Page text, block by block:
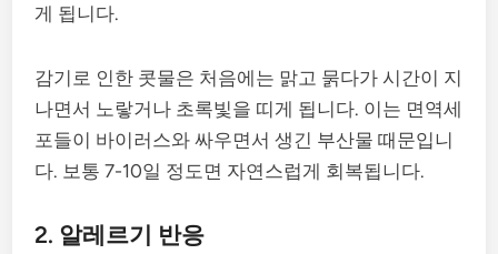
게 됩니다.
감기로 인한 콧물은 처음에는 맑고 묽다가 시간이 지
나면서 노랗거나 초록빛을 띠게 됩니다. 이는 면역세
포들이 바이러스와 싸우면서 생긴 부산물 때문입니
다. 보통 7-10일 정도면 자연스럽게 회복됩니다.
2. 알레르기 반응